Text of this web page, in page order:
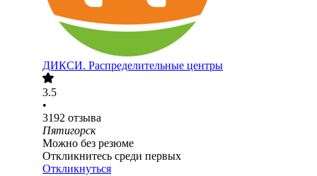
ДИКСИ. Распределительные центры
3.5
•
3192 отзыва
Пятигорск
Можно без резюме
Откликнитесь среди первых
Откликнуться